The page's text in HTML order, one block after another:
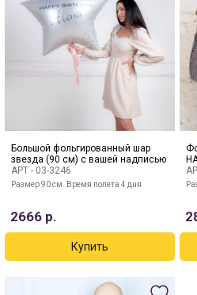
Большой фольгированный шар
звезда (90 см) с вашей надписью
АРТ - 03-3246
Размер 90 см. Время полета 4 дня
2666р.